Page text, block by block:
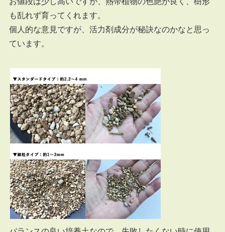
も乱れず育ってくれます。
個人的な意見ですが、活力剤成分が秘訣なのかなと思っ
ています。